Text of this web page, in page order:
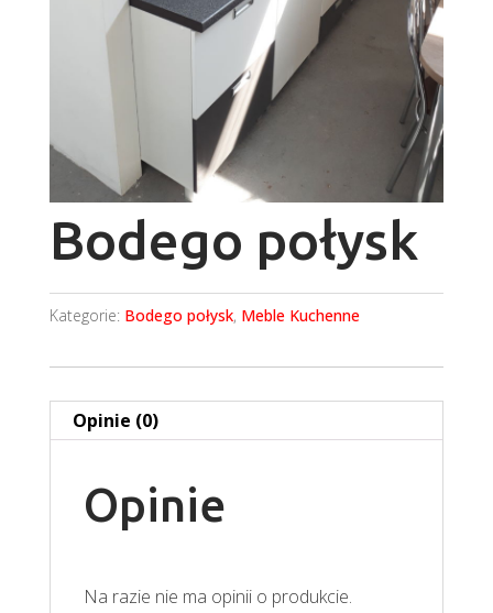
Bodego połysk
Kategorie: Bodego połysk, Meble Kuchenne
Opinie (0)
Opinie
Na razie nie ma opinii o produkcie.